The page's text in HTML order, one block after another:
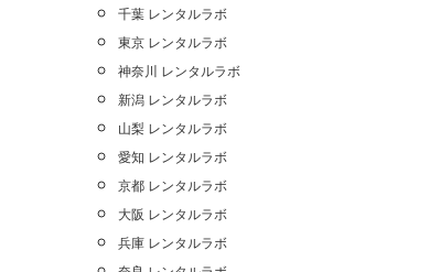
千葉 レンタルラボ
東京 レンタルラボ
神奈川 レンタルラボ
新潟 レンタルラボ
山梨 レンタルラボ
愛知 レンタルラボ
京都 レンタルラボ
大阪 レンタルラボ
兵庫 レンタルラボ